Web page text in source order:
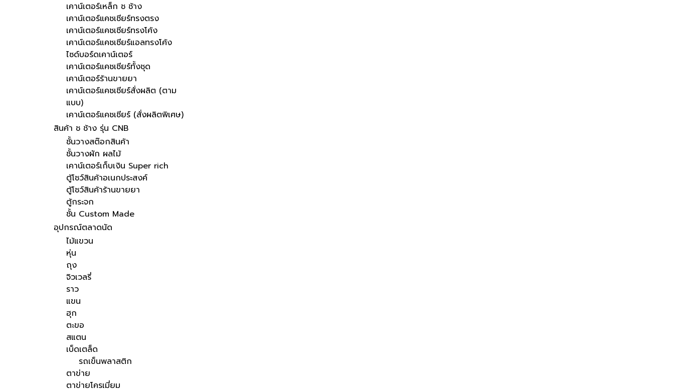
เคาน์เตอร์เหล็ก ช ช้าง
เคาน์เตอร์แคชเชียร์ทรงตรง
เคาน์เตอร์แคชเชียร์ทรงโค้ง
เคาน์เตอร์แคชเชียร์แอลทรงโค้ง
ไซด์บอร์ดเคาน์เตอร์
เคาน์เตอร์แคชเชียร์ทั้งชุด
เคาน์เตอร์ร้านขายยา
เคาน์เตอร์แคชเชียร์สั่งผลิต (ตาม
แบบ)
เคาน์เตอร์แคชเชียร์ (สั่งผลิตพิเศษ)
สินค้า ช ช้าง รุ่น CNB
ชั้นวางสต๊อกสินค้า
ชั้นวางผัก ผลไม้
เคาน์เตอร์เก็บเงิน Super rich
ตู้โชว์สินค้าอเนกประสงค์
ตู้โชว์สินค้าร้านขายยา
ตู้กระจก
ชั้น Custom Made
อุปกรณ์ตลาดนัด
ไม้แขวน
หุ่น
ถุง
จิวเวลรี่
ราว
แขน
ฮุก
ตะขอ
สแตน
เบ็ดเตล็ด
รถเข็นพลาสติก
ตาข่าย
ตาข่ายโครเมี่ยม